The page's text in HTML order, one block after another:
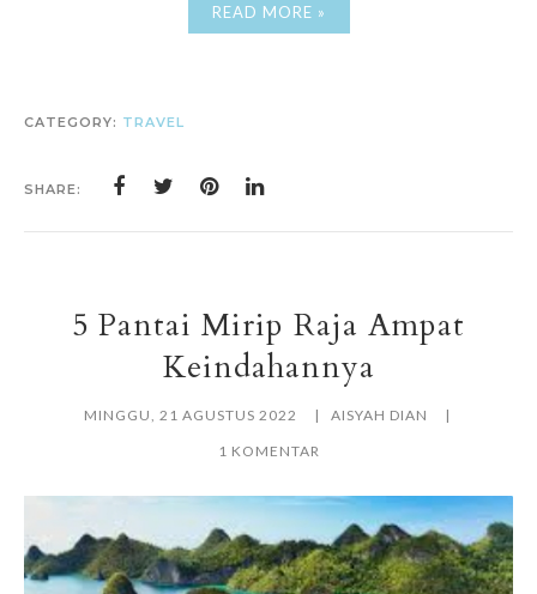
READ MORE »
CATEGORY: TRAVEL
SHARE:
5 Pantai Mirip Raja Ampat
Keindahannya
MINGGU, 21 AGUSTUS 2022
AISYAH DIAN
1 KOMENTAR